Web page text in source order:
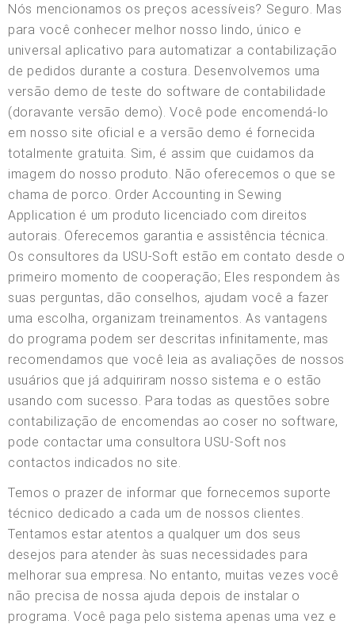
Nós mencionamos os preços acessíveis? Seguro. Mas
para você conhecer melhor nosso lindo, único e
universal aplicativo para automatizar a contabilização
de pedidos durante a costura. Desenvolvemos uma
versão demo de teste do software de contabilidade
(doravante versão demo). Você pode encomendá-lo
em nosso site oficial e a versão demo é fornecida
totalmente gratuita. Sim, é assim que cuidamos da
imagem do nosso produto. Não oferecemos o que se
chama de porco. Order Accounting in Sewing
Application é um produto licenciado com direitos
autorais. Oferecemos garantia e assistência técnica.
Os consultores da USU-Soft estão em contato desde o
primeiro momento de cooperação; Eles respondem às
suas perguntas, dão conselhos, ajudam você a fazer
uma escolha, organizam treinamentos. As vantagens
do programa podem ser descritas infinitamente, mas
recomendamos que você leia as avaliações de nossos
usuários que já adquiriram nosso sistema e o estão
usando com sucesso. Para todas as questões sobre
contabilização de encomendas ao coser no software,
pode contactar uma consultora USU-Soft nos
contactos indicados no site.
Temos o prazer de informar que fornecemos suporte
técnico dedicado a cada um de nossos clientes.
Tentamos estar atentos a qualquer um dos seus
desejos para atender às suas necessidades para
melhorar sua empresa. No entanto, muitas vezes você
não precisa de nossa ajuda depois de instalar o
programa. Você paga pelo sistema apenas uma vez e